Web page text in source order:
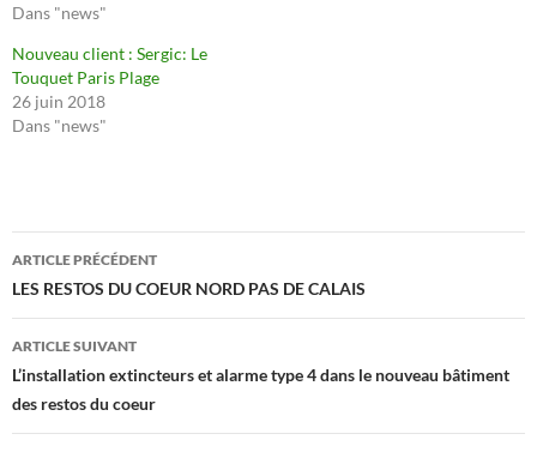
Dans "news"
Nouveau client : Sergic: Le
Touquet Paris Plage
26 juin 2018
Dans "news"
Navigation
des
articles
ARTICLE PRÉCÉDENT
LES RESTOS DU COEUR NORD PAS DE CALAIS
ARTICLE SUIVANT
L’installation extincteurs et alarme type 4 dans le nouveau bâtiment
des restos du coeur